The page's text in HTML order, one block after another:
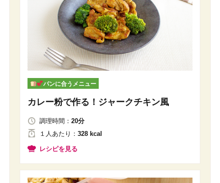
パンに合うメニュー
カレー粉で作る！ジャークチキン風
調理時間： 20分
１人あたり ： 328 kcal
レシピを見る